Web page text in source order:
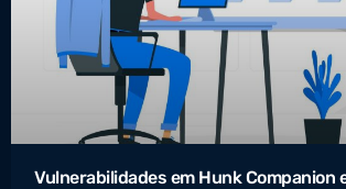
Vulnerabilidades em Hunk Companion